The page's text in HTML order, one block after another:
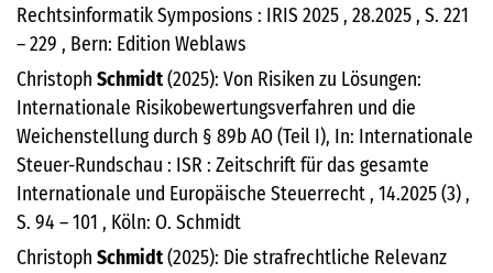
Rechtsinformatik Symposions : IRIS 2025 , 28.2025 , S. 221
– 229 , Bern: Edition Weblaws
Christoph Schmidt(2025): Von Risiken zu Lösungen:
Internationale Risikobewertungsverfahren und die
Weichenstellung durch § 89b AO (Teil I), In: Internationale
Steuer-Rundschau : ISR : Zeitschrift für das gesamte
Internationale und Europäische Steuerrecht , 14.2025 (3) ,
S. 94 – 101 , Köln: O. Schmidt
Christoph Schmidt(2025): Die strafrechtliche Relevanz